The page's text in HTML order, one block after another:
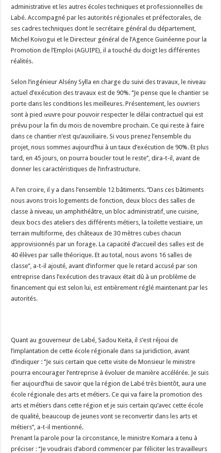
administrative et les autres écoles techniques et professionnelles de
Labé. Accompagné par les autorités régionales et préfectorales, de
ses cadres techniques dont le secrétaire général du département,
Michel Koivogui et le Directeur général de l’Agence Guinéenne pour la
Promotion de l’Emploi (AGUIPE), il a touché du doigt les différentes
réalités.
Selon l’ingénieur Alsény Sylla en charge du suivi des travaux, le niveau
actuel d’exécution des travaux est de 90%. ‘’Je pense que le chantier se
porte dans les conditions les meilleures. Présentement, les ouvriers
sont à pied œuvre pour pouvoir respecter le délai contractuel qui est
prévu pour la fin du mois de novembre prochain. Ce qui reste à faire
dans ce chantier n’est qu’auxiliaire. Si vous prenez l’ensemble du
projet, nous sommes aujourd’hui à un taux d’exécution de 90%. Et plus
tard, en 45 jours, on pourra boucler tout le reste’’, dira-t-il, avant de
donner les caractéristiques de l’infrastructure.
A l’en croire, il y a dans l’ensemble 12 bâtiments. ‘’Dans ces bâtiments
nous avons trois logements de fonction, deux blocs des salles de
classe à niveau, un amphithéâtre, un bloc administratif, une cuisine,
deux bocs des ateliers des différents métiers, la toilette vestiaire, un
terrain multiforme, des châteaux de 30 mètres cubes chacun
approvisionnés par un forage. La capacité d’accueil des salles est de
40 élèves par salle théorique. Et au total, nous avons 16 salles de
classe’’, a-t-il ajouté, avant d’informer que le retard accusé par son
entreprise dans l’exécution des travaux était dû à un problème de
financement qui est selon lui, est entièrement réglé maintenant par les
autorités.
Quant au gouverneur de Labé, Sadou Keita, il s’est réjoui de
l’implantation de cette école régionale dans sa juridiction, avant
d’indiquer : ‘’Je suis certain que cette visite de Monsieur le ministre
pourra encourager l’entreprise à évoluer de manière accélérée. Je suis
fier aujourd’hui de savoir que la région de Labé très bientôt, aura une
école régionale des arts et métiers. Ce qui va faire la promotion des
arts et métiers dans cette région et je suis certain qu’avec cette école
de qualité, beaucoup de jeunes vont se reconvertir dans les arts et
métiers’’, a-t-il mentionné.
Prenant la parole pour la circonstance, le ministre Komara a tenu à
préciser : ‘’Je voudrais d’abord commencer par féliciter les travailleurs